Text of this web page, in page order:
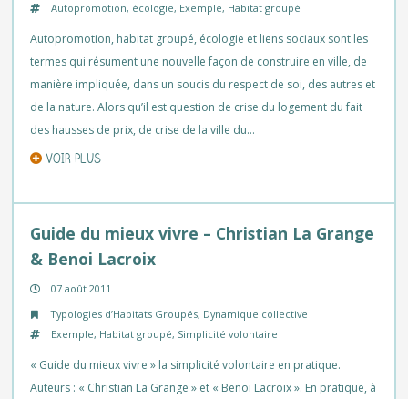
Autopromotion, écologie, Exemple, Habitat groupé
Autopromotion, habitat groupé, écologie et liens sociaux sont les
termes qui résument une nouvelle façon de construire en ville, de
manière impliquée, dans un soucis du respect de soi, des autres et
de la nature. Alors qu’il est question de crise du logement du fait
des hausses de prix, de crise de la ville du…
VOIR PLUS
Guide du mieux vivre – Christian La Grange
& Benoi Lacroix
07 août 2011
Typologies d’Habitats Groupés, Dynamique collective
Exemple, Habitat groupé, Simplicité volontaire
« Guide du mieux vivre » la simplicité volontaire en pratique.
Auteurs : « Christian La Grange » et « Benoi Lacroix ». En pratique, à